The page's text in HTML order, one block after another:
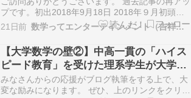
プです。初出2018年9月18日 2018年９月初頭
に、人のブログに触発されて１００記事チャレン
ジというのをしました。1日で100個記事を書くこ
とに挑戦しました。 結局1日では書ききれなくて
2日か3日に分けて書きました。 続きもので…
21日前 数学ってエンターテインメント（吉祥寺）
【大学数学の壁②】中高一貫の「ハイス
ピード教育」を受けた理系学生が大学数
学で苦戦する理由
みなさんからの応援がブログ執筆をする上で、大
変な励みになります。 ぜひ、上のリンクをクリッ